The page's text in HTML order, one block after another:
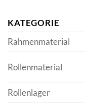
KATEGORIE
Rahmenmaterial
Rollenmaterial
Rollenlager